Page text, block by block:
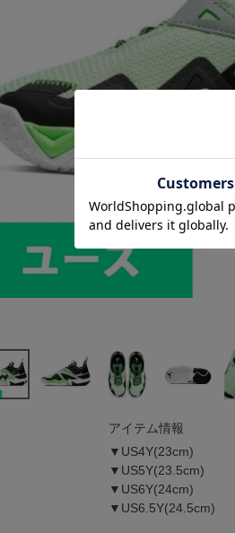
アイテム情報
▼US4Y(23cm)
▼US5Y(23.5cm)
▼US6Y(24cm)
▼US6.5Y(24.5cm)